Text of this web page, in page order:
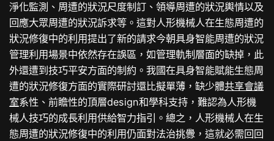
淨化監測、周遭的狀況尺度制訂、領導周遭的狀況輿情以及
回應大眾周遭的狀況訴求等。這對人形機械人在生態周遭的
狀況修復中的利用提出了新的請求今朝具身智能周遭的狀況
管理利用場景中依然存在誤區，如管理軌制層面的缺掉，此
外還遭到技巧平安方面的制約。我國在具身智能賦能生態周
遭的狀況修復方面的實際研討還比擬單薄，缺少體共享會議
室系性、前瞻性的頂層design和學科支持，難認為人形機
械人技巧的成長利用供給智力指引。總之，人形機械人在生
態周遭的狀況修復中的利用仍面對法治挑釁，這就必需回回